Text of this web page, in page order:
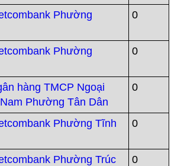
Phường
0
Phường
0
hàng TMCP Ngoại
Phường Tân Dân
0
Phường Tĩnh
0
Phường Trúc
0